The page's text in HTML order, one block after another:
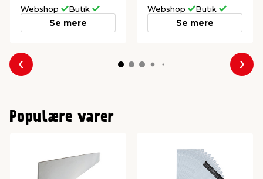
Webshop Butik
Se mere
Webshop Butik
Se mere
Forrige
Populære varer